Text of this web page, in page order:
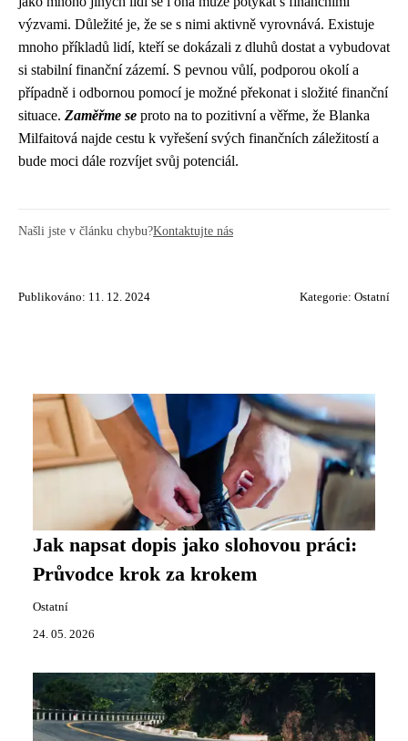
výzvami. Důležité je, že se s nimi aktivně vyrovnává. Existuje
mnoho příkladů lidí, kteří se dokázali z dluhů dostat a vybudovat
si stabilní finanční zázemí. S pevnou vůlí, podporou okolí a
případně i odbornou pomocí je možné překonat i složité finanční
situace. Zaměřme se proto na to pozitivní a věřme, že Blanka
Milfaitová najde cestu k vyřešení svých finančních záležitostí a
bude moci dále rozvíjet svůj potenciál.
Našli jste v článku chybu?Kontaktujte nás
Publikováno: 11. 12. 2024 Kategorie: Ostatní
Jak napsat dopis jako slohovou práci:
Průvodce krok za krokem
Ostatní
24. 05. 2026